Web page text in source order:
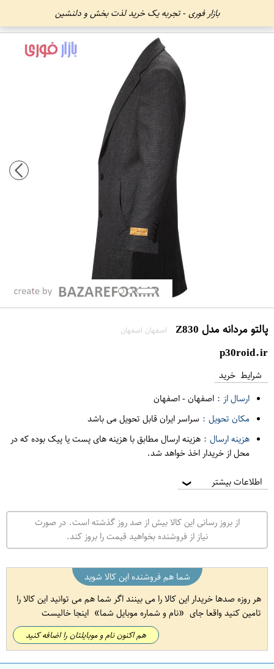
بازار فوری - تجربه یک خرید لذت بخش و دلنشین
پالتو مردانه مدل Z830 اصفهان اصفهان
p30roid.ir
شرایط خرید
ارسال از : اصفهان-اصفهان
مکان تحویل : سراسر ایران قابل تحویل می باشد
هزینه ارسال : هزینه ارسال مطابق با هزینه های پست یا پیک بوده که در
محل از خریدار اخذ خواهد شد.
اطلاعات بیشتر ❯
از بروز رسانی این کالا بیش از صد روز گذشته است. در صورت
نیاز از فروشنده بخواهید قیمت را بروز کند.
شما هم فروشنده این کالا شوید
هر روزه صدها خریدار این کالا را می بینند اگر شما هم می توانید این کالا را
تامین کنید واقعا جای
نام و شماره موبایل شما اینجا خالیست
هم اکنون نام و موبایلتان را اضافه کنید